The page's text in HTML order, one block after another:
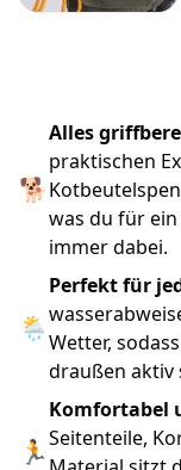
🐕
Alles
praktischen
was du für
immer dabei.
🌦
Perfekt für
Wetter,
draußen aktiv
🏃
Komfortabel
Seitenteile,